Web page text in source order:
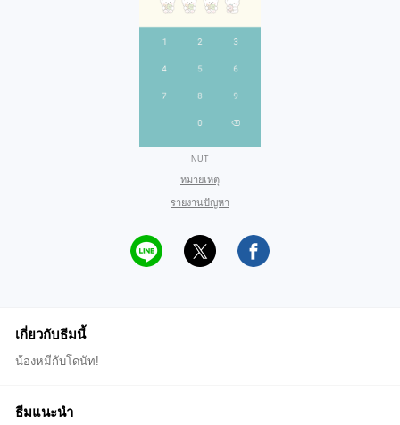
NUT
หมายเหตุ
รายงานปัญหา
เกี่ยวกับธีมนี้
น้องหมีกับโดนัท!
ธีมแนะนำ